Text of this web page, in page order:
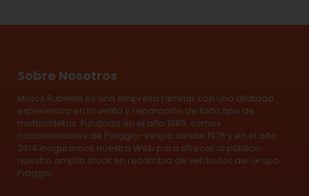
Sobre Nosotros
Motos Rubiella es una empresa familiar con una dilatada
experiencia en la venta y reparación de todo tipo de
motocicletas. Fundada en el año 1965, somos
concesionarios de Piaggio-Vespa desde 1976 y en el año
2014 inaguramos nuestra Web para ofrecer al público
nuestro amplio stock en recambio de vehículos del Grupo
Piaggio.